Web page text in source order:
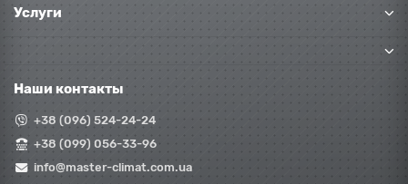
Услуги
Наши контакты
+38 (096) 524-24-24
+38 (099) 056-33-96
info@master-climat.com.ua